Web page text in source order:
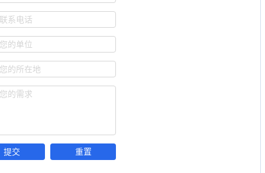
系电话
的单位
的所在地
的需求